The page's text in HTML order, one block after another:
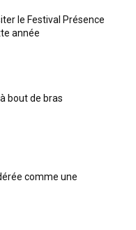
le Festival Présence
année
bout de bras
comme une